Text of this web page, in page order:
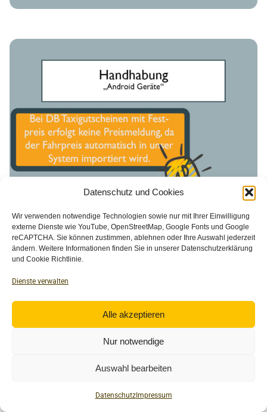
Datenschutz und Cookies
Wir verwenden notwendige Technologien sowie nur mit Ihrer Einwilligung
externe Dienste wie YouTube, OpenStreetMap, Google Fonts und Google
reCAPTCHA. Sie können zustimmen, ablehnen oder Ihre Auswahl jederzeit
ändern. Weitere Informationen finden Sie in unserer Datenschutzerklärung
und Cookie Richtlinie.
Dienste verwalten
Alle akzeptieren
Nur notwendige
Auswahl bearbeiten
DatenschutzImpressum